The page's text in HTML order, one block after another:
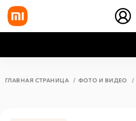
ГЛАВНАЯ СТРАНИЦА ФОТО И ВИДЕО